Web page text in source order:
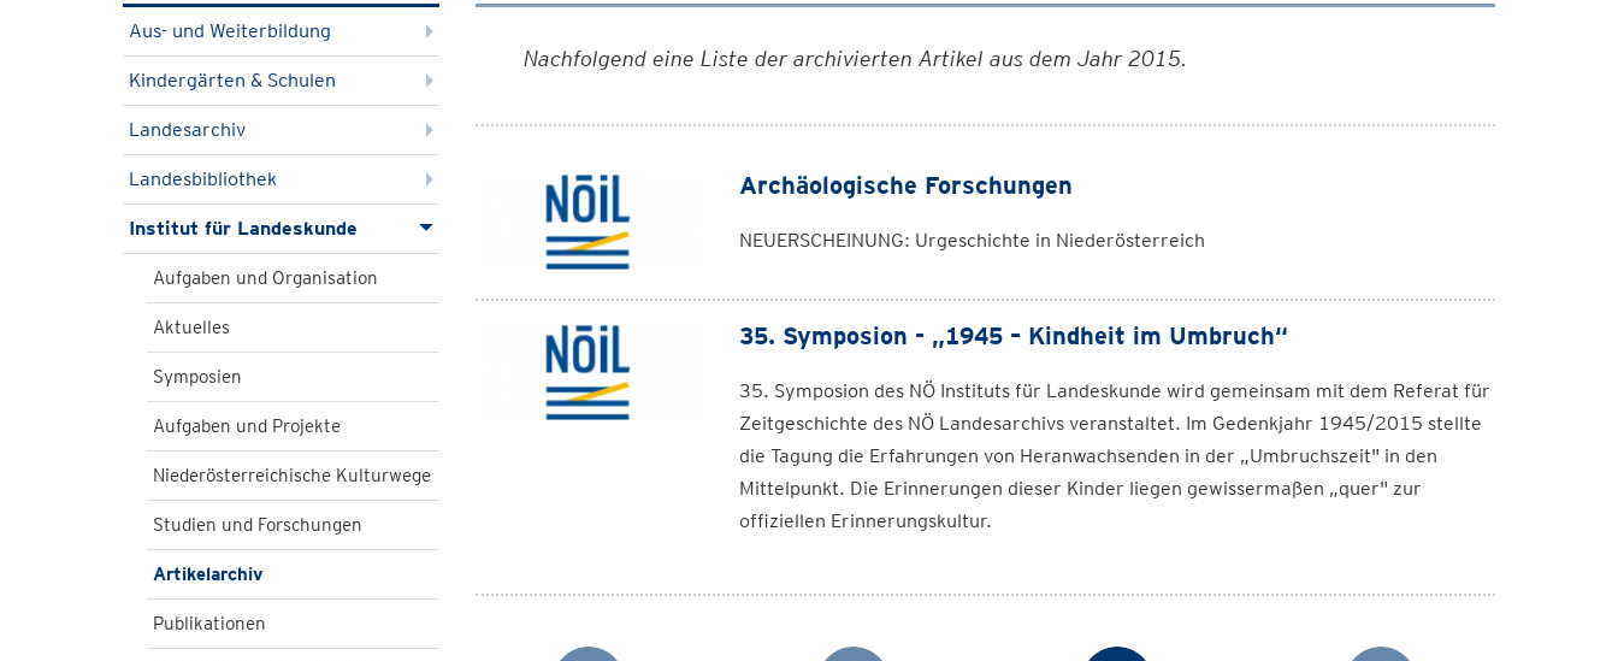
Aus- und Weiterbildung
Kindergärten & Schulen
Landesarchiv
Landesbibliothek
Institut für Landeskunde
Aufgaben und Organisation
Aktuelles
Symposien
Aufgaben und Projekte
Niederösterreichische Kulturwege
Studien und Forschungen
Artikelarchiv
Publikationen
Nachfolgend eine Liste der archivierten Artikel aus dem Jahr 2015.
Archäologische Forschungen
NEUERSCHEINUNG: Urgeschichte in Niederösterreich
35. Symposion - „1945 – Kindheit im Umbruch“
35. Symposion des NÖ Instituts für Landeskunde wird gemeinsam mit dem Referat für
Zeitgeschichte des NÖ Landesarchivs veranstaltet. Im Gedenkjahr 1945/2015 stellte
die Tagung die Erfahrungen von Heranwachsenden in der „Umbruchszeit" in den
Mittelpunkt. Die Erinnerungen dieser Kinder liegen gewissermaßen „quer" zur
offiziellen Erinnerungskultur.